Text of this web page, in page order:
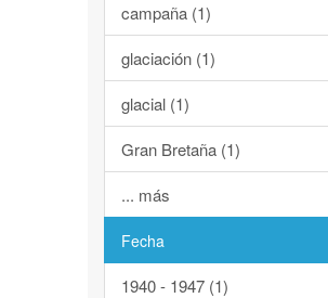
campaña (1)
glaciación (1)
glacial (1)
Gran Bretaña (1)
... más
Fecha
1940 - 1947 (1)